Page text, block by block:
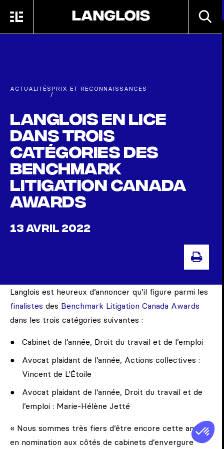
MENU
ACTUALITÉS
/
PRIX ET RECONNAISSANCES
Langlois en lice
dans trois
catégories des
Benchmark
Litigation Canada
Awards
13 AVRIL 2022
Langlois est heureux d’annoncer qu’il figure parmi les
finalistes des Benchmark Litigation Canada Awards
dans les trois catégories suivantes :
Cabinet de l’année, Droit du travail et de l’emploi
Avocat plaidant de l’année, Actions collectives :
Vincent de L’Étoile
Avocat plaidant de l’année, Droit du travail et de
l’emploi : Marie-Hélène Jetté
« Nous sommes très fiers d’être encore cette année
en nomination aux côtés de cabinets d’envergure